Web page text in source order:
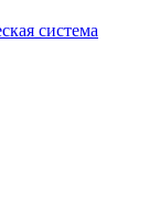
система